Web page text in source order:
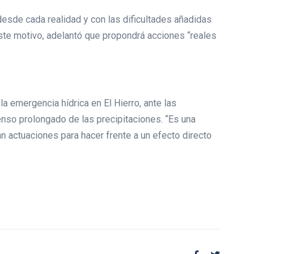
cada realidad y con las dificultades añadidas
motivo, adelantó que propondrá acciones “reales
emergencia hídrica en El Hierro, ante las
prolongado de las precipitaciones. “Es una
actuaciones para hacer frente a un efecto directo